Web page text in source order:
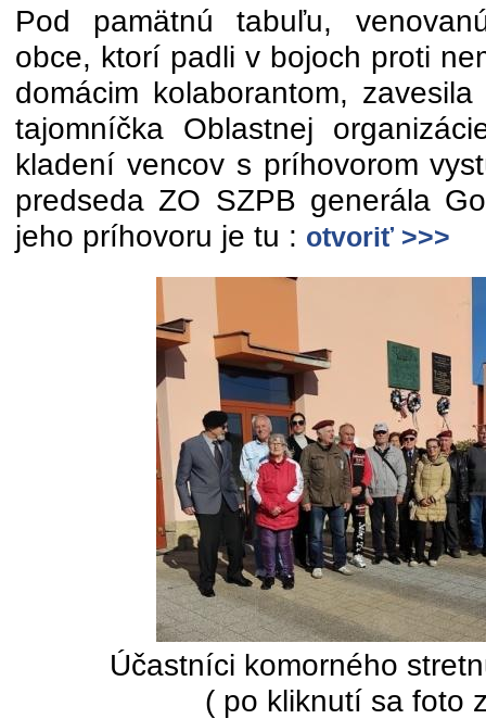
Pod pamätnú tabuľu,
obce, ktorí padli v bojoch proti
domácim kolaborantom,
tajomníčka Oblastnej
kladení vencov s príhovorom
predseda ZO SZPB generála
jeho príhovoru je tu : otvoriť >>>
Účastníci komorného
( po kliknutí sa foto